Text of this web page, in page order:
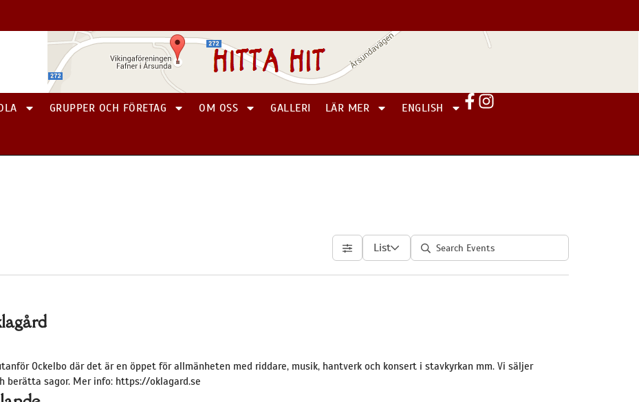
GRUPPER OCH FÖRETAG OM OSS GALLERI LÄR MER ENGLISH
List
Ockelbo där det är en öppet för allmänheten med riddare, musik, hantverk och konsert i stavkyrkan mm. Vi säljer
berätta sagor. Mer info: https://oklagard.se